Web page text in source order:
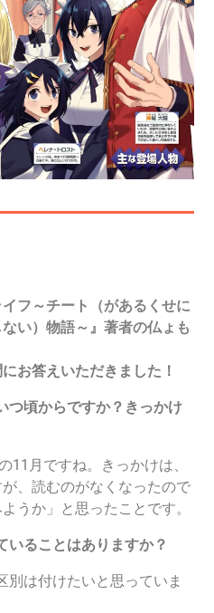
フ～チート（があるくせに
い）物語～ 』著者の仏ょも
お答えいただきました！
つ頃からですか？きっかけ
11月ですね。きっかけは、
、読むのがなくなったので
うか」と思ったことです。
いることはありますか？
別は付けたいと思っていま